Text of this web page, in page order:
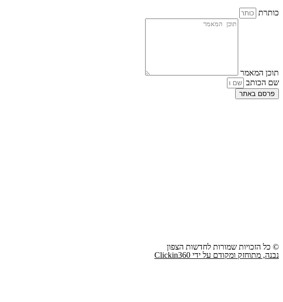
כותרת
תוכן המאמר
שם הכותב
פרסם באתר
© כל הזכויות שמורות לחדשות הצפון
נבנה, מתוחזק ומקודם על ידי Clickin360